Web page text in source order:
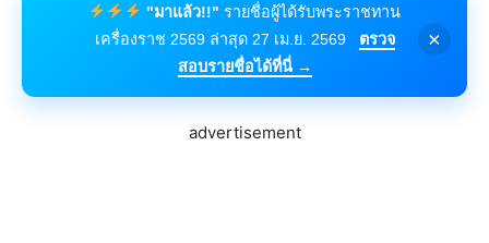
"มาแล้ว!!" รายชื่อผู้ได้รับพระราชทาน
เครื่องราช 2569 ล่าสุด 27 เม.ย. 2569
ตรวจ
สอบรายชื่อได้ที่นี่ →
×
advertisement